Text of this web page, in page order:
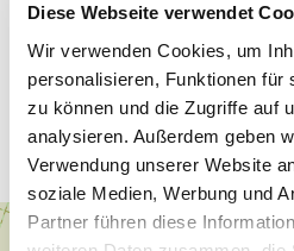
Diese Webseite verwendet
Wir verwenden Cookies, um
personalisieren, Funktionen für
zu können und die Zugriffe auf
analysieren. Außerdem geben
Verwendung unserer Website
soziale Medien, Werbung und
Partner führen diese
Unsere
+